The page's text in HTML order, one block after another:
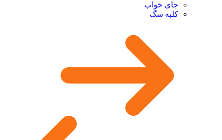
جای خواب
کلبه سگ